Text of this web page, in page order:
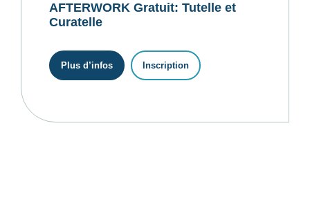
AFTERWORK Gratuit: Tutelle et
Curatelle
Plus d’infos Inscription